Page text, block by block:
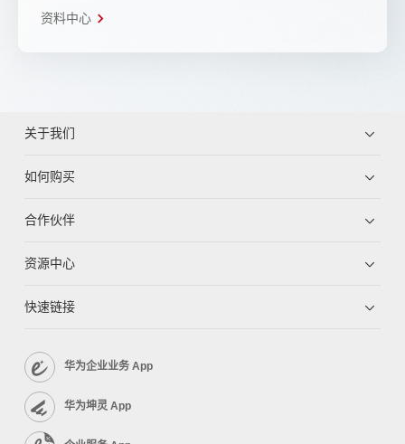
资料中心
关于我们
如何购买
合作伙伴
资源中心
快速链接
华为企业业务 App
华为坤灵 App